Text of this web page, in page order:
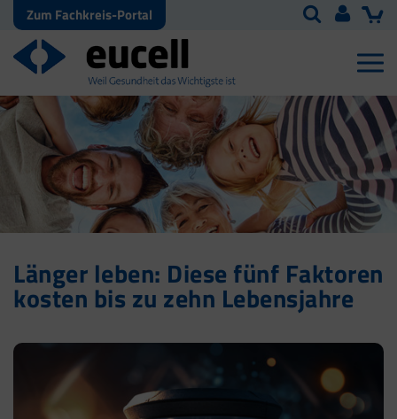
Zum Fachkreis-Portal
Länger leben: Diese fünf Faktoren
kosten bis zu zehn Lebensjahre